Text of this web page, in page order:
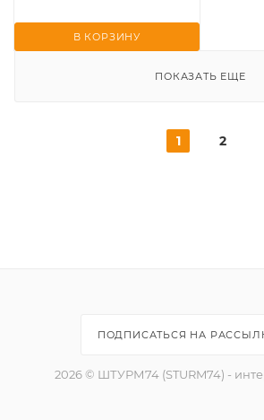
В КОРЗИНУ
ПОКАЗАТЬ ЕЩЕ
1 2
ПОДПИСАТЬСЯ НА
2026 © ШТУРМ74 (STURM74) -